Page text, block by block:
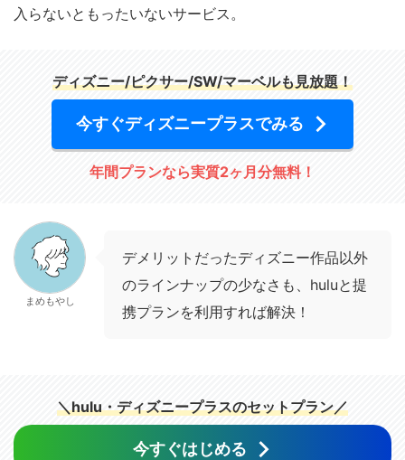
入らないともったいないサービス。
ディズニー/ピクサー/SW/マーベルも見放題！
今すぐディズニープラスでみる
年間プランなら実質2ヶ月分無料！
まめもやし
デメリットだったディズニー作品以外
のラインナップの少なさも、huluと提
携プランを利用すれば解決！
＼hulu・ディズニープラスのセットプラン／
今すぐはじめる